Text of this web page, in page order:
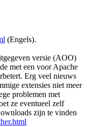
(Engels).
versie (AOO)
met een voor Apache
Erg veel nieuws
extensies niet meer
problemen met
ze eventueel zelf
zijn te vinden